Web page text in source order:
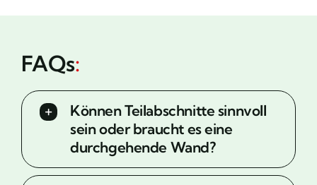
FAQs:
Können Teilabschnitte sinnvoll
sein oder braucht es eine
durchgehende Wand?